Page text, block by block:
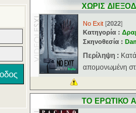
ΧΩΡΙΣ
No Exit [2022]
Κατηγορία :
Σκηνοθεσία :
Περίληψη :
απομονωμένη
ΤΟ ΕΡΩΤΙΚΟ